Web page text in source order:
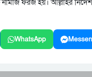
ফরজ হয়। আল্লাহর
WhatsApp